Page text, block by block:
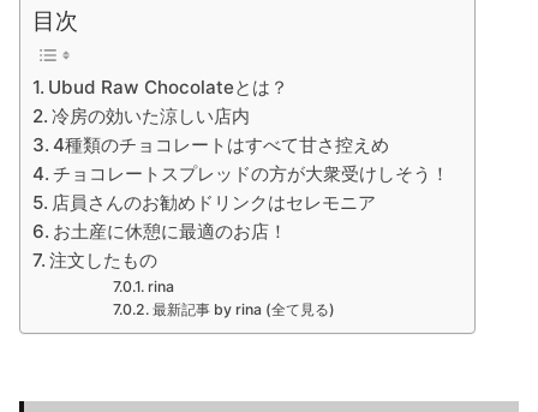
目次
Ubud Raw Chocolateとは？
冷房の効いた涼しい店内
4種類のチョコレートはすべて甘さ控えめ
チョコレートスプレッドの方が大衆受けしそう！
店員さんのお勧めドリンクはセレモニア
お土産に休憩に最適のお店！
注文したもの
rina
最新記事 by rina (全て見る)